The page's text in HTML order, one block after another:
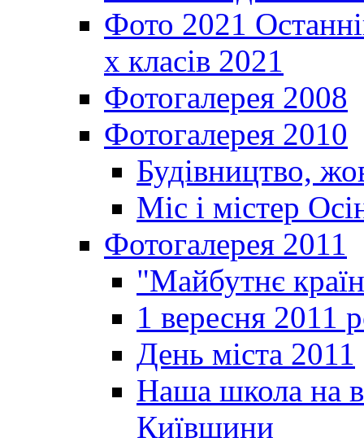
Фото 2021
х класів 2021
Фотогалерея 2008
Фотогалерея 2010
Будівництво,
Міс і містер
Фотогалерея 2011
"Майбутнє
1 вересня 2011
День міста 2011
Наша школа на
Київщини